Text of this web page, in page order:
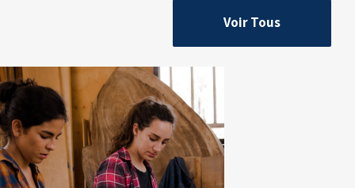
Voir Tous